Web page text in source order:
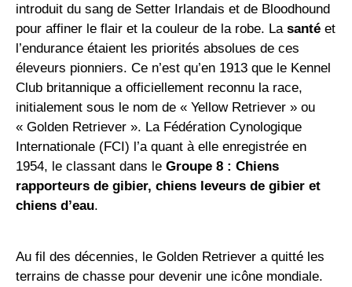
introduit du sang de Setter Irlandais et de Bloodhound
pour affiner le flair et la couleur de la robe. La santé et
l’endurance étaient les priorités absolues de ces
éleveurs pionniers. Ce n’est qu’en 1913 que le Kennel
Club britannique a officiellement reconnu la race,
initialement sous le nom de « Yellow Retriever » ou
« Golden Retriever ». La Fédération Cynologique
Internationale (FCI) l’a quant à elle enregistrée en
1954, le classant dans le Groupe 8 : Chiens
rapporteurs de gibier, chiens leveurs de gibier et
chiens d’eau.
Au fil des décennies, le Golden Retriever a quitté les
terrains de chasse pour devenir une icône mondiale.